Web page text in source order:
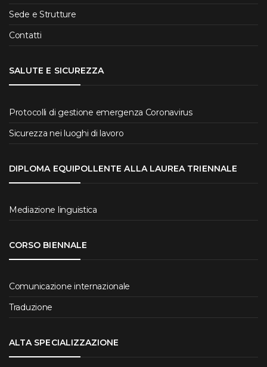
Sede e Strutture
Contatti
SALUTE E SICUREZZA
Protocolli di gestione emergenza Coronavirus
Sicurezza nei luoghi di lavoro
DIPLOMA EQUIPOLLENTE ALLA LAUREA TRIENNALE
Mediazione linguistica
CORSO BIENNALE
Comunicazione internazionale
Traduzione
ALTA SPECIALIZZAZIONE